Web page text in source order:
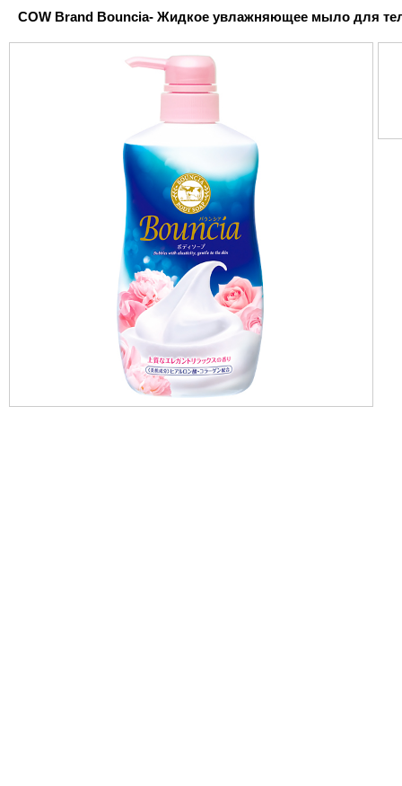
COW Brand Bouncia- Жидкое увлажняющее мыло для